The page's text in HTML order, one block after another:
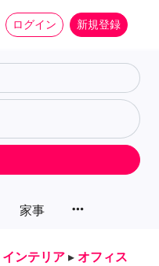
ログイン 新規登録
家事 more_horiz
インテリア ▸ オフィス